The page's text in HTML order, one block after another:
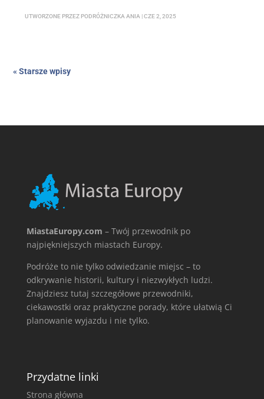
UTWORZONE PRZEZ PODRÓŻNICZKA ANIA |CZE 2, 2025
« Starsze wpisy
MiastaEuropy.com – Twój przewodnik po
najpiękniejszych miastach Europy.
Podróże to nie tylko odwiedzanie miejsc – to
odkrywanie historii, kultury i niezwykłych ludzi.
Znajdziesz tutaj szczegółowe przewodniki,
ciekawostki oraz praktyczne porady, które ułatwią Ci
planowanie wyjazdu i nie tylko.
Przydatne linki
Strona główna